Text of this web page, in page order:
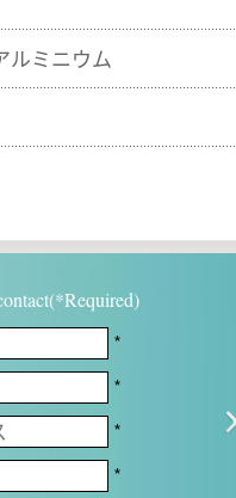
ルミニウム
*
*
*
*